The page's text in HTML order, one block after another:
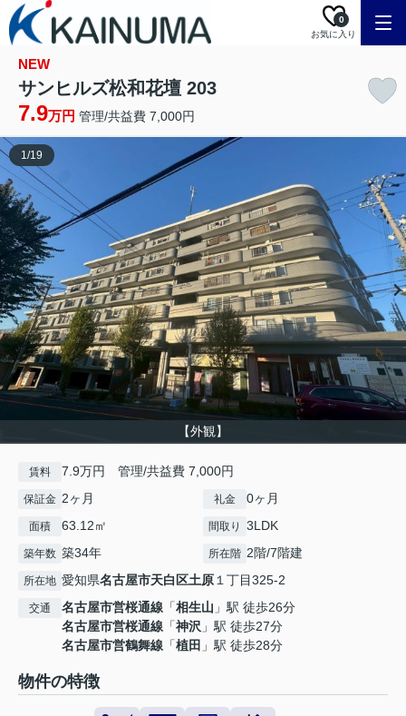
お気に入り
0
NEW
サンヒルズ松和花壇 203
7.9万円 管理/共益費 7,000円
【外観】
1/19
賃料 7.9万円 管理/共益費 7,000円
保証金 2ヶ月 礼金 0ヶ月
面積 63.12㎡ 間取り 3LDK
築年数 築34年 所在階 2階/7階建
所在地 愛知県名古屋市天白区土原１丁目325-2
交通 名古屋市営桜通線 「相生山 」駅 徒歩26分
名古屋市営桜通線 「神沢 」駅 徒歩27分
名古屋市営鶴舞線 「植田 」駅 徒歩28分
物件の特徴